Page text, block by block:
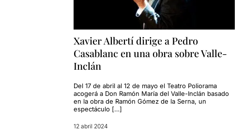
Xavier Albertí dirige a Pedro
Casablanc en una obra sobre Valle-
Inclán
Del 17 de abril al 12 de mayo el Teatro Poliorama
acogerá a Don Ramón María del Valle-Inclán basado
en la obra de Ramón Gómez de la Serna, un
espectáculo […]
12 abril 2024